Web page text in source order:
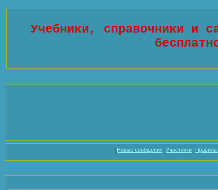
Учебники, справочники и
[Новые сообщения ·Участники ·